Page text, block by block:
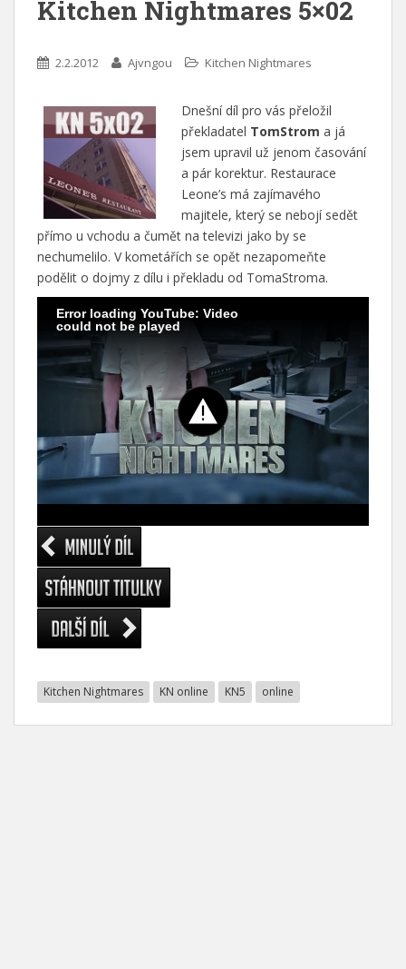
Kitchen Nightmares 5×02
2.2.2012 Ajvngou Kitchen Nightmares
Dnešní díl pro vás přeložil
překladatel TomStrom a já
jsem upravil už jenom časování
a pár korektur. Restaurace
Leone’s má zajímavého
majitele, který se nebojí sedět
přímo u vchodu a čumět na televizi jako by se
nechumelilo. V kometářích se opět nezapomeňte
podělit o dojmy z dílu i překladu od TomaStroma.
Error loading YouTube: Video
could not be played
Kitchen Nightmares KN online KN5 online